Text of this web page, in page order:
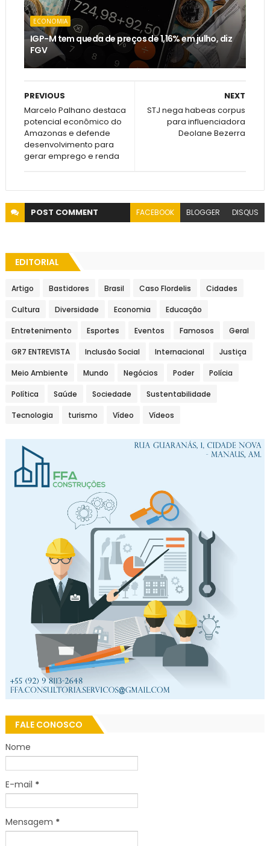
ECONOMIA
IGP-M tem queda de preços de 1,16% em julho, diz
FGV
NEXT
STJ nega habeas corpus
para influenciadora
Deolane Bezerra
PREVIOUS
Marcelo Palhano destaca
potencial econômico do
Amazonas e defende
desenvolvimento para
gerar emprego e renda
POST COMMENT FACEBOOK BLOGGER DISQUS
EDITORIAL
Artigo Bastidores Brasil Caso Flordelis Cidades
Cultura Diversidade Economia Educação
Entretenimento Esportes Eventos Famosos Geral
GR7 ENTREVISTA Inclusão Social Internacional Justiça
Meio Ambiente Mundo Negócios Poder Polícia
Política Saúde Sociedade Sustentabilidade
Tecnologia turismo Vídeo Vídeos
FALE CONOSCO
Nome
E-mail *
Mensagem *